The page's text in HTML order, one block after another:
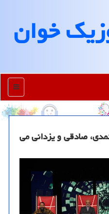
خوان
منو
صادقی و یزدانی می